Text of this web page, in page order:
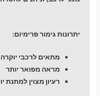
יתרונות גימור פרימיום:
מתאים לרכבי יוקרה
מראה מפואר יותר
רעיון מצוין למתנת